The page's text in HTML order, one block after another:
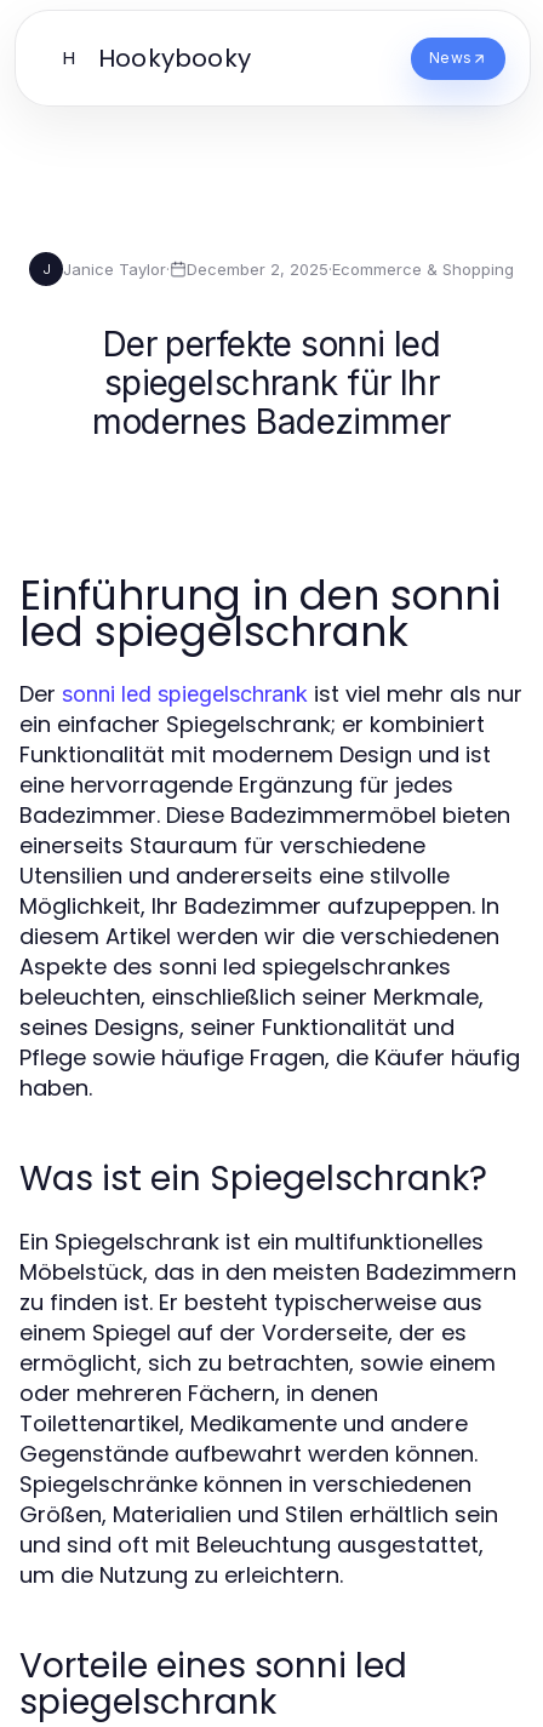
H Hookybooky News
J Janice Taylor· December 2, 2025·Ecommerce & Shopping
Der perfekte sonni led
spiegelschrank für Ihr
modernes Badezimmer
Einführung in den sonni
led spiegelschrank
Der sonni led spiegelschrank ist viel mehr als nur
ein einfacher Spiegelschrank; er kombiniert
Funktionalität mit modernem Design und ist
eine hervorragende Ergänzung für jedes
Badezimmer. Diese Badezimmermöbel bieten
einerseits Stauraum für verschiedene
Utensilien und andererseits eine stilvolle
Möglichkeit, Ihr Badezimmer aufzupeppen. In
diesem Artikel werden wir die verschiedenen
Aspekte des sonni led spiegelschrankes
beleuchten, einschließlich seiner Merkmale,
seines Designs, seiner Funktionalität und
Pflege sowie häufige Fragen, die Käufer häufig
haben.
Was ist ein Spiegelschrank?
Ein Spiegelschrank ist ein multifunktionelles
Möbelstück, das in den meisten Badezimmern
zu finden ist. Er besteht typischerweise aus
einem Spiegel auf der Vorderseite, der es
ermöglicht, sich zu betrachten, sowie einem
oder mehreren Fächern, in denen
Toilettenartikel, Medikamente und andere
Gegenstände aufbewahrt werden können.
Spiegelschränke können in verschiedenen
Größen, Materialien und Stilen erhältlich sein
und sind oft mit Beleuchtung ausgestattet,
um die Nutzung zu erleichtern.
Vorteile eines sonni led
spiegelschrank